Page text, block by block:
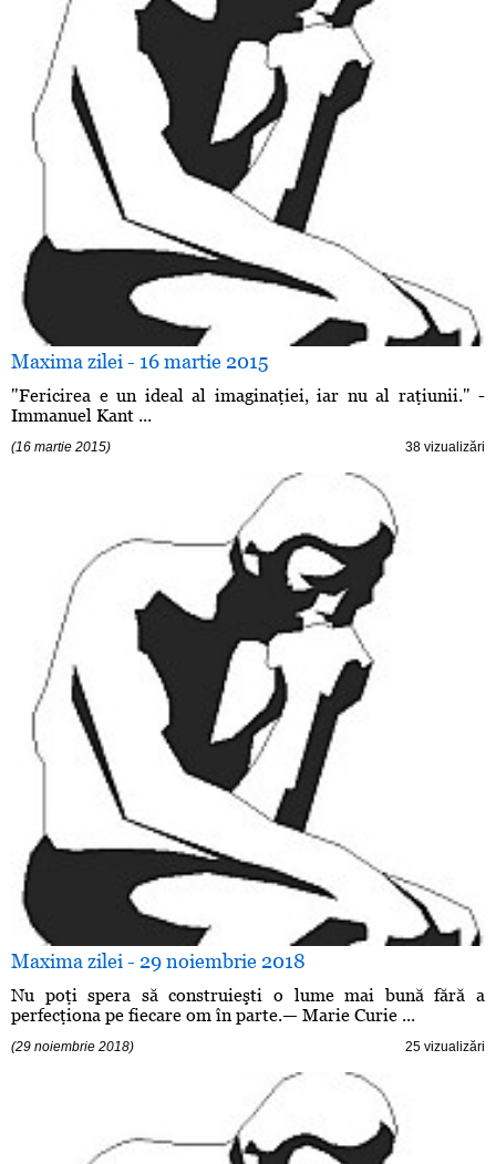
Maxima zilei - 16 martie 2015
"Fericirea e un ideal al imaginaţiei, iar nu al raţiunii." -
Immanuel Kant ...
(16 martie 2015) 38 vizualizări
Maxima zilei - 29 noiembrie 2018
Nu poţi spera să construieşti o lume mai bună fără a
perfecţiona pe fiecare om în parte.— Marie Curie ...
(29 noiembrie 2018) 25 vizualizări